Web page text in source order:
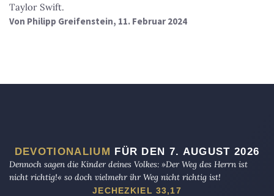
Taylor Swift.
Von Philipp Greifenstein, 11. Februar 2024
DEVOTIONALIUM FÜR DEN 7. AUGUST 2026
Dennoch sagen die Kinder deines Volkes: »Der Weg des Herrn ist
nicht richtig!« so doch vielmehr ihr Weg nicht richtig ist!
JECHEZKIEL 33,17